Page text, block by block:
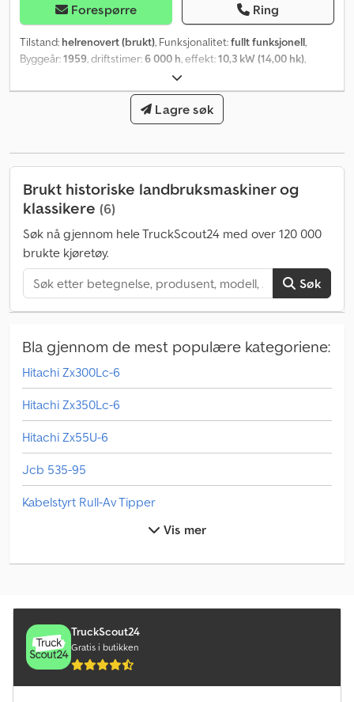
Forespørre Ring
Tilstand: helrenovert (brukt), Funksjonalitet:fullt funksjonell,
Byggeår:1959 , driftstimer:6 000 h , effekt:10,3 kW (14,00 hk)
mekanisk
maksimal hastighet:20 km/t, første registrering:05/1959, neste
, farge: rød, totalvekt:
, bakdekkstørrelse:9-24
hydraulikk, tilhengerkobling,
Lagre søk
Brukt historiske landbruksmaskiner og
klassikere (6)
Søk nå gjennom hele TruckScout24 med over 120 000
brukte kjøretøy.
Søk
Bla gjennom de mest populære kategoriene:
Hitachi Zx300Lc-6
Hitachi Zx350Lc-6
Hitachi Zx55U-6
Jcb 535-95
Kabelstyrt Rull-Av Tipper
Liebherr Ltm 1040-2.1
Linde L 10
Linde L 12
Vis mer
TruckScout24
Gratis i butikken